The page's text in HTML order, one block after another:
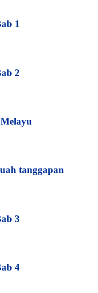
1
2
tanggapan
3
4